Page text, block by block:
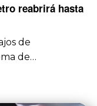
reabrirá hasta
de
de…